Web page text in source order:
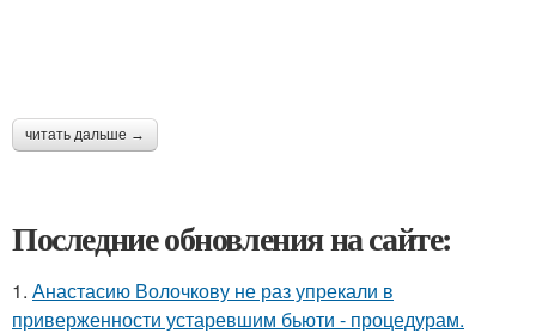
читать дальше →
Последние обновления на сайте:
1. Анастасию Волочкову не раз упрекали в
приверженности устаревшим бьюти - процедурам.